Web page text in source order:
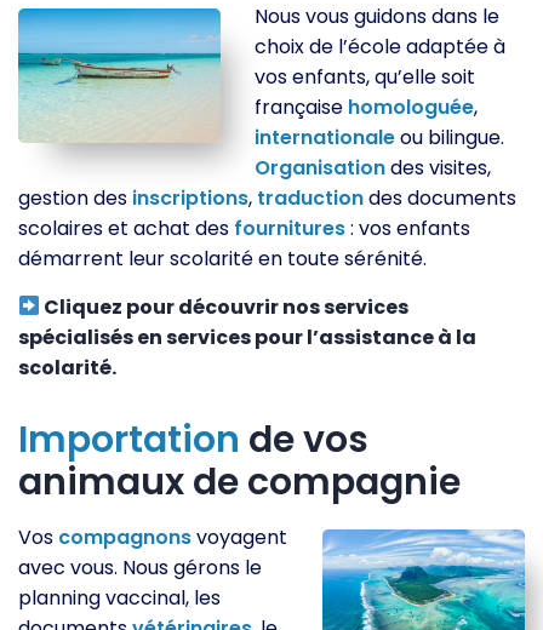
Nous vous guidons dans le
choix de l’école adaptée à
vos enfants, qu’elle soit
française homologuée,
internationaleou bilingue.
Organisationdes visites,
gestion des inscriptions, traductiondes documents
scolaires et achat des fournitures: vos enfants
démarrent leur scolarité en toute sérénité.
Cliquez pour découvrir nos services
spécialisés en services pour l’assistance à la
scolarité.
Importation de vos
animaux de compagnie
Vos compagnonsvoyagent
avec vous. Nous gérons le
planning vaccinal, les